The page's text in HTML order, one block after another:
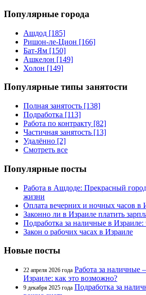
Популярные города
Ашдод [185]
Ришон-ле-Цион [166]
Бат-Ям [150]
Ашкелон [149]
Холон [149]
Популярные типы занятости
Полная занятость [138]
Подработка [113]
Работа по контракту [82]
Частичная занятость [13]
Удалённо [2]
Смотреть все
Популярные посты
Работа в Ашдоде: Прекрасный
жизни
Оплата вечерних и ночных часов в
Законно ли в Израиле платить
Подработка за наличные в Израиле:
Закон о рабочих часах в Израиле
Новые посты
22 апреля 2026 года Работа за наличные
Израиле: как это возможно?
9 декабря 2025 года Подработка за